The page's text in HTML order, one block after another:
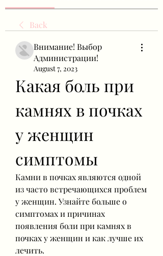
Back
Внимание! Выбор
Администрации!
August 7, 2023
Какая боль при
камнях в почках
у женщин
симптомы
Камни в почках являются одной
из часто встречающихся проблем
у женщин. Узнайте больше о
симптомах и причинах
появления боли при камнях в
почках у женщин и как лучше их
лечить.